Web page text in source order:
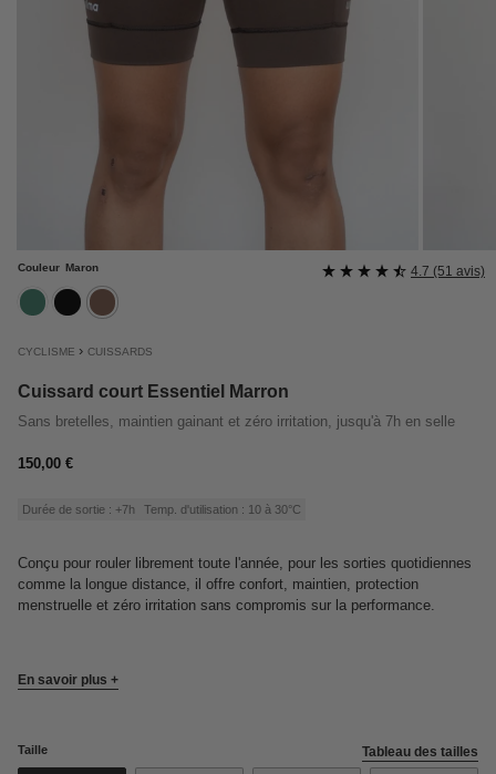
CYCLISME › CUISSARDS
Cuissard court Essentiel Marron
Sans bretelles, maintien gainant et zéro irritation, jusqu'à 7h en selle
4.7 (51 avis)
Prix
150,00 €
Durée de sortie : +7h Temp. d'utilisation : 10 à 30°C
Conçu pour rouler librement toute l'année, pour les sorties quotidiennes
comme la longue distance, il offre confort, maintien, protection
menstruelle et zéro irritation sans compromis sur la performance.
En savoir plus +
Couleur Maron
cedre noir maron
Taille Tableau des tailles